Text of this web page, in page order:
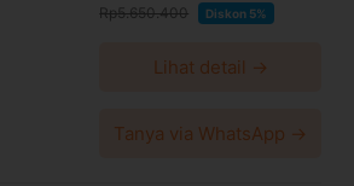
Rp5.650.400 Diskon 5%
Lihat detail →
Tanya via WhatsApp →